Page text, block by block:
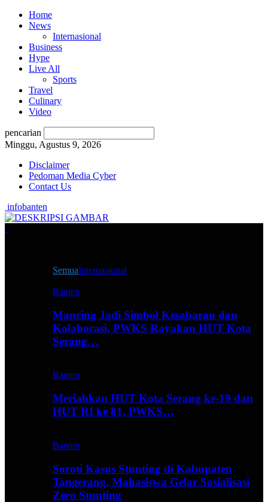
Home
News
Internasional
Business
Hype
Live All
Sports
Travel
Culinary
Video
pencarian
Minggu, Agustus 9, 2026
Disclaimer
Pedoman Media Cyber
Contact Us
infobanten
SemuaInternasional
Banten
Mancing Jadi Simbol Kesabaran dan
Kolaborasi, PWKS Rayakan HUT Kota
Serang…
Banten
Meriahkan HUT Kota Serang ke-19 dan
HUT RI ke 81, PWKS…
Banten
Soroti Kasus Stunting di Kabupaten
Tangerang, Mahasiswa Gelar Sosialisasi
Zero Stunting